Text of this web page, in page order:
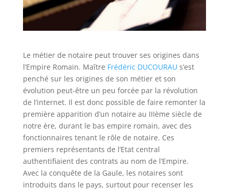
Le métier de notaire peut trouver ses origines dans
l’Empire Romain. Maître Frédéric DUCOURAU s’est
penché sur les origines de son métier et son
évolution peut-être un peu forcée par la révolution
de l’internet. Il est donc possible de faire remonter la
première apparition d’un notaire au IIIème siècle de
notre ère, durant le bas empire romain, avec des
fonctionnaires tenant le rôle de notaire. Ces
premiers représentants de l’Etat central
authentifiaient des contrats au nom de l’Empire.
Avec la conquête de la Gaule, les notaires sont
introduits dans le pays, surtout pour recenser les